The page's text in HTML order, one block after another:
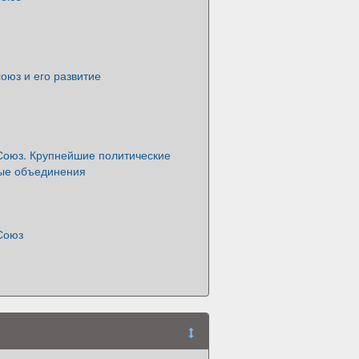
и его развитие
Крупнейшие политические
объединения